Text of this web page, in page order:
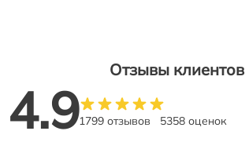
Отзывы клиентов
4.91799 отзывов 5358 оценок